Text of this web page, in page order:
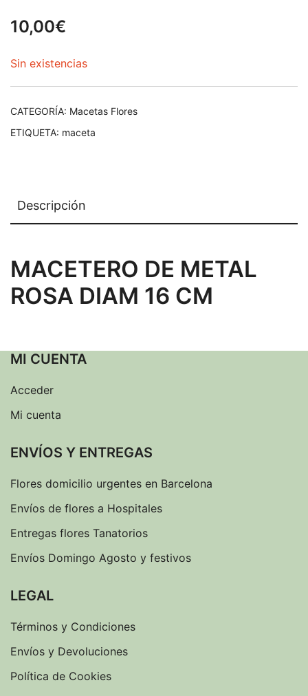
10,00€
Sin existencias
CATEGORÍA: Macetas Flores
ETIQUETA: maceta
Descripción
MACETERO DE METAL
ROSA DIAM 16 CM
MI CUENTA
Acceder
Mi cuenta
ENVÍOS Y ENTREGAS
Flores domicilio urgentes en Barcelona
Envíos de flores a Hospitales
Entregas flores Tanatorios
Envíos Domingo Agosto y festivos
LEGAL
Términos y Condiciones
Envíos y Devoluciones
Política de Cookies